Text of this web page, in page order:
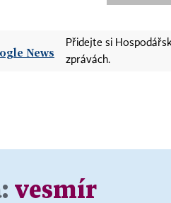
Přidejte si
zprávách.
vesmír